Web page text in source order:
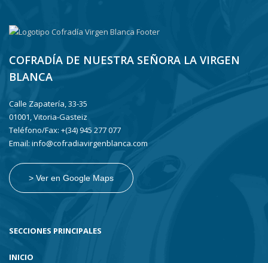
COFRADÍA DE NUESTRA SEÑORA LA VIRGEN
BLANCA
Calle Zapatería, 33-35
01001, Vitoria-Gasteiz
Teléfono/Fax: +(34) 945 277 077
Email: info@cofradiavirgenblanca.com
> Ver en Google Maps
SECCIONES PRINCIPALES
INICIO